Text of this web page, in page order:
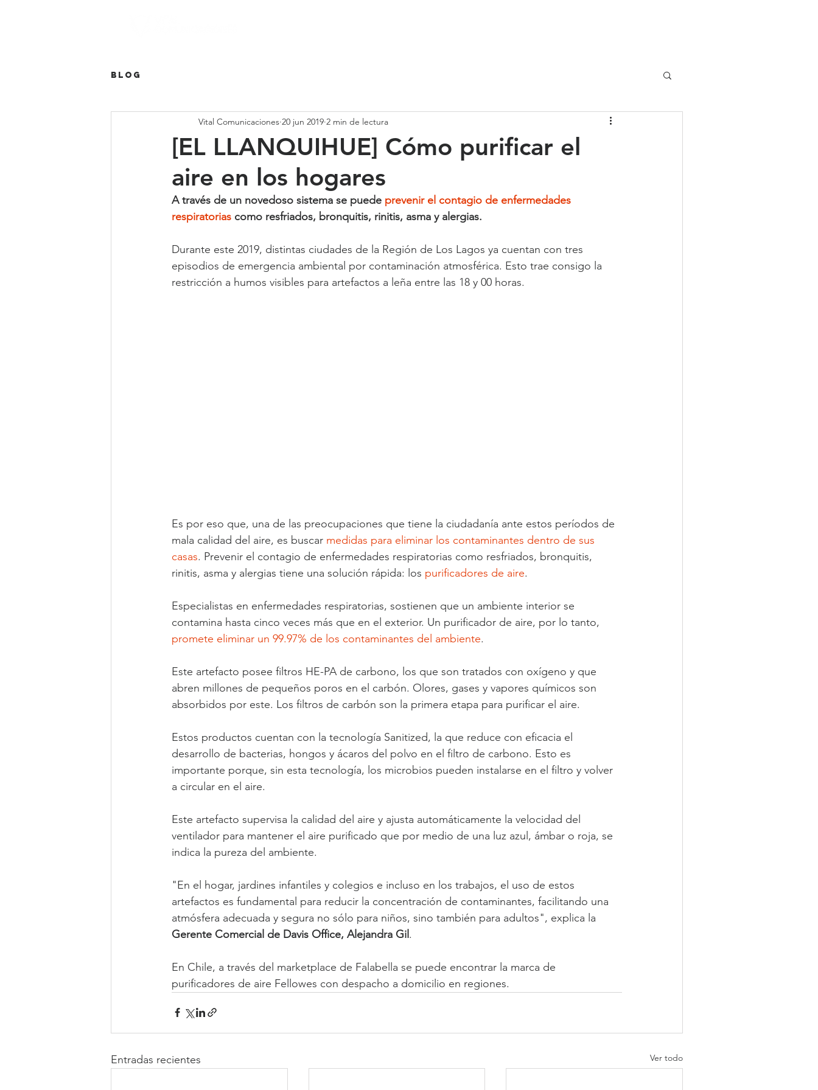
Blog
[EL LLANQUIHUE] Cómo purificar el
aire en los hogares
Vital Comunicaciones 20 jun 2019 2 min de lectura
A través de un novedoso sistema se puede prevenir el contagio de enfermedades
respiratorias como resfriados, bronquitis, rinitis, asma y alergias.
Durante este 2019, distintas ciudades de la Región de Los Lagos ya cuentan con tres
episodios de emergencia ambiental por contaminación atmosférica. Esto trae consigo la
restricción a humos visibles para artefactos a leña entre las 18 y 00 horas.
Es por eso que, una de las preocupaciones que tiene la ciudadanía ante estos períodos de
mala calidad del aire, es buscar medidas para eliminar los contaminantes dentro de sus
casas. Prevenir el contagio de enfermedades respiratorias como resfriados, bronquitis,
rinitis, asma y alergias tiene una solución rápida: los purificadores de aire.
Especialistas en enfermedades respiratorias, sostienen que un ambiente interior se
contamina hasta cinco veces más que en el exterior. Un purificador de aire, por lo tanto,
promete eliminar un 99.97% de los contaminantes del ambiente.
Este artefacto posee filtros HE-PA de carbono, los que son tratados con oxígeno y que
abren millones de pequeños poros en el carbón. Olores, gases y vapores químicos son
absorbidos por este. Los filtros de carbón son la primera etapa para purificar el aire.
Estos productos cuentan con la tecnología Sanitized, la que reduce con eficacia el
desarrollo de bacterias, hongos y ácaros del polvo en el filtro de carbono. Esto es
importante porque, sin esta tecnología, los microbios pueden instalarse en el filtro y volver
a circular en el aire.
Este artefacto supervisa la calidad del aire y ajusta automáticamente la velocidad del
ventilador para mantener el aire purificado que por medio de una luz azul, ámbar o roja, se
indica la pureza del ambiente.
"En el hogar, jardines infantiles y colegios e incluso en los trabajos, el uso de estos
artefactos es fundamental para reducir la concentración de contaminantes, facilitando una
atmósfera adecuada y segura no sólo para niños, sino también para adultos", explica la
Gerente Comercial de Davis Office, Alejandra Gil.
En Chile, a través del marketplace de Falabella se puede encontrar la marca de
purificadores de aire Fellowes con despacho a domicilio en regiones.
Entradas recientes Ver todo